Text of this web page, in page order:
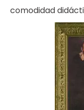
comodidad